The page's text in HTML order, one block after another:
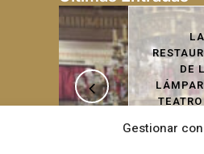
Gestionar
LA
RESTAURACIÓN
DE LA
LÁMPARA DEL
TEATRO LOPE